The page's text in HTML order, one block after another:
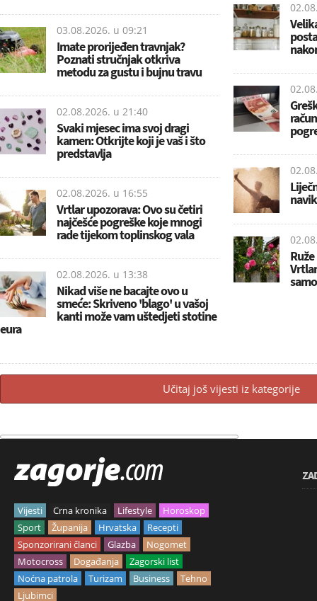
03.08.2026. u 09:21
Imate prorijeđen travnjak?
Poznati stručnjak otkriva
metodu za gustu i bujnu travu
02.08.2026. u 21:40
Svaki mjesec ima svoj dragi
kamen: Otkrijte koji je vaš i što
predstavlja
02.08.2026. u 16:55
Vrtlar upozorava: Ovo su četiri
najčešće pogreške koje mnogi
rade tijekom toplinskog vala
02.08.2026. u 13:38
Nikad više ne bacajte ovo u
smeće: Skriveno 'blago' u vašoj
kanti može vam uštedjeti stotine
eura
Učitaj još vijesti iz kategorije
Vijesti Crna kronika Lifestyle
Horoskop
Sport
Županija Hrvatska
Recepti
Sponzorirani članci
Glazba
Nogomet
Motocross
Događanja
Zagorski list
Noćna patrola
Turizam Business
Tehno
Ljubimci